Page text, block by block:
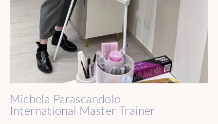
Michela Parascandolo
International Master Trainer